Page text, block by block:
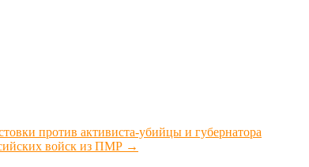
против активиста-убийцы и губернатора
войск из ПМР →